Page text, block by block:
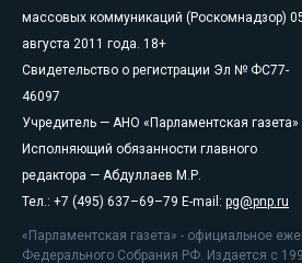
массовых коммуникаций (Роскомнадзор)
августа 2011 года. 18+
Свидетельство о регистрации Эл № ФС77-
46097
Учредитель — АНО «Парламентская газета»
Исполняющий обязанности главного
редактора — Абдуллаев М.Р.
Тел.: +7 (495) 637–69–79 E-mail: pg@pnp.ru
«Парламентская газета» - официальное
Федерального Собрания РФ. Издается с